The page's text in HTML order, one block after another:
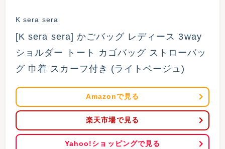
K sera sera
[K sera sera] かごバッグ レディース 3way
ショルダー トート カゴバッグ ストローバッ
グ 巾着 スカーフ付き (ライトベージュ)
Amazonで見る
楽天市場で見る
Yahoo!ショッピングで見る